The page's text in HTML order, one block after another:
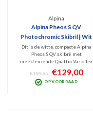
Alpina
Alpina Pheos S QV
Photochromic Skibril | Wit
Dit is de witte, compacte Alpina
Pheos S QV skibril met
meekleurende Quattro Varioflex
Gold Mirror lens (Cat. 2-3). Deze
hoogwaardige, Photochromic lens
heeft een Polarized coating tegen
€199,95 €129,00
OP VOORRAAD